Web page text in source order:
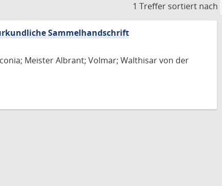
1 Treffer sortiert nach
Sammelhandschrift
Meister Albrant; Volmar; Walthisar von der